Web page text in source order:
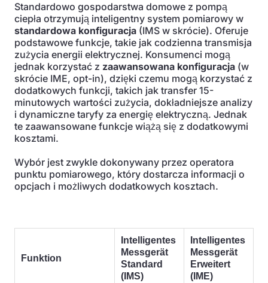
Standardowo gospodarstwa domowe z pompą
ciepła otrzymują inteligentny system pomiarowy w
standardowa konfiguracja (IMS w skrócie). Oferuje
podstawowe funkcje, takie jak codzienna transmisja
zużycia energii elektrycznej. Konsumenci mogą
jednak korzystać z zaawansowana konfiguracja (w
skrócie IME, opt-in), dzięki czemu mogą korzystać z
dodatkowych funkcji, takich jak transfer 15-
minutowych wartości zużycia, dokładniejsze analizy
i dynamiczne taryfy za energię elektryczną. Jednak
te zaawansowane funkcje wiążą się z dodatkowymi
kosztami.
Wybór jest zwykle dokonywany przez operatora
punktu pomiarowego, który dostarcza informacji o
opcjach i możliwych dodatkowych kosztach.
Funktion
Intelligentes
Messgerät
Standard
(IMS)
Intelligentes
Messgerät
Erweitert
(IME)